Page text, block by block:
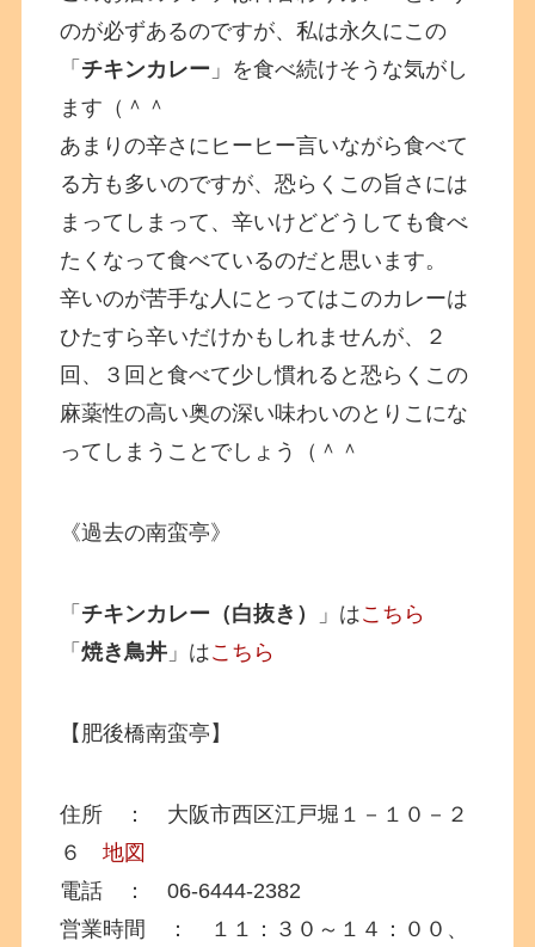
のが必ずあるのですが、私は永久にこの
「 チキンカレー 」を食べ続けそうな気がし
ます（＾＾
あまりの辛さにヒーヒー言いながら食べて
る方も多いのですが、恐らくこの旨さには
まってしまって、辛いけどどうしても食べ
たくなって食べているのだと思います。
辛いのが苦手な人にとってはこのカレーは
ひたすら辛いだけかもしれませんが、２
回、３回と食べて少し慣れると恐らくこの
麻薬性の高い奥の深い味わいのとりこにな
ってしまうことでしょう（＾＾
《過去の南蛮亭》
「 チキンカレー（白抜き） 」はこちら
「焼き鳥丼 」はこちら
【肥後橋南蛮亭】
住所 ： 大阪市西区江戸堀１－１０－２
６地図
電話 ： 06-6444-2382
営業時間 ： １１：３０～１４：００、